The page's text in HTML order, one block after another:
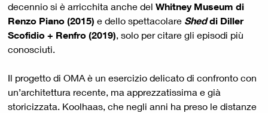
decennio si è arricchita anche del Whitney Museum di
Renzo Piano (2015) e dello spettacolare Sheddi Diller
Scofidio + Renfro (2019), solo per citare gli episodi più
conosciuti.
Il progetto di OMA è un esercizio delicato di confronto con
un’architettura recente, ma apprezzatissima e già
storicizzata. Koolhaas, che negli anni ha preso le distanze